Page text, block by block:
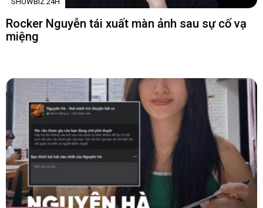
Rocker Nguyễn tái xuất màn ảnh sau sự cố vạ
miệng